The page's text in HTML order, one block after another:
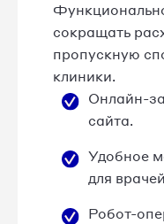
сокращать
пропускную
клиники.
Онлайн-
сайта.
Удобное
для
Робот-